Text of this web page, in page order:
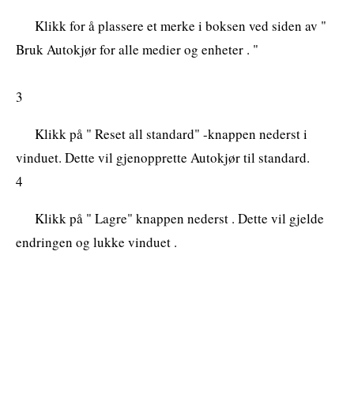
Klikk for å plassere et merke i boksen ved siden av "
Bruk Autokjør for alle medier og enheter . "
3
Klikk på " Reset all standard" -knappen nederst i
vinduet. Dette vil gjenopprette Autokjør til standard.
4
Klikk på " Lagre" knappen nederst . Dette vil gjelde
endringen og lukke vinduet .